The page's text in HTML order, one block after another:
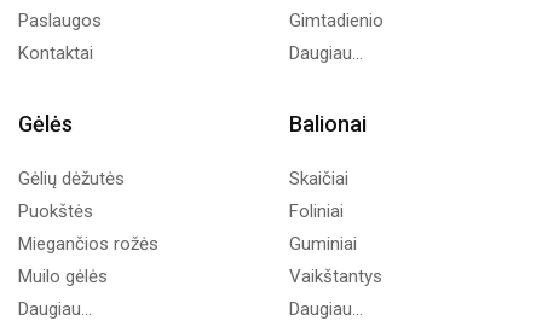
Paslaugos
Kontaktai
Gimtadienio
Daugiau...
Gėlės
Gėlių dėžutės
Puokštės
Miegančios rožės
Muilo gėlės
Daugiau...
Balionai
Skaičiai
Foliniai
Guminiai
Vaikštantys
Daugiau...